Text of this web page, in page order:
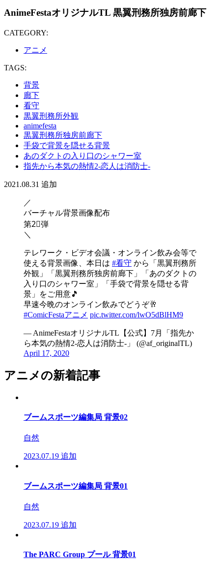
AnimeFestaオリジナルTL 黒翼刑務所独房前廊下
CATEGORY:
アニメ
TAGS:
背景
廊下
看守
黒翼刑務所外観
animefesta
黒翼刑務所独房前廊下
手袋で背景を隠せる背景
あのダクトの入り口のシャワー室
指先から本気の熱情2-恋人は消防士-
2021.08.31 追加
／
バーチャル背景画像配布
第2⃣弾
＼
テレワーク・ビデオ会議・オンライン飲み会等で
使える背景画像、本日は #看守 から「黒翼刑務所
外観」「黒翼刑務所独房前廊下」「あのダクトの
入り口のシャワー室」「手袋で背景を隠せる背
景」をご用意🎵
早速今晩のオンライン飲みでどうぞ🥂
#ComicFestaアニメ pic.twitter.com/lwO5dBlHM9
— AnimeFestaオリジナルTL【公式】7月「指先か
ら本気の熱情2-恋人は消防士-」 (@af_originalTL)
April 17, 2020
アニメの新着記事
ブームスポーツ編集局 背景02
自然
2023.07.19 追加
ブームスポーツ編集局 背景01
自然
2023.07.19 追加
The PARC Group プール 背景01